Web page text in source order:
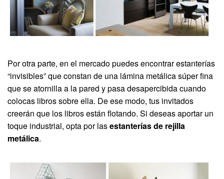
Por otra parte, en el mercado puedes encontrar estanterías
“invisibles” que constan de una lámina metálica súper fina
que se atornilla a la pared y pasa desapercibida cuando
colocas libros sobre ella. De ese modo, tus invitados
creerán que los libros están flotando. Si deseas aportar un
toque industrial, opta por lasestanterías de rejilla
metálica.